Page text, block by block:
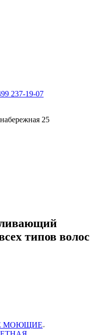
237-19-07
25
типов волос
МОЮЩИЕ